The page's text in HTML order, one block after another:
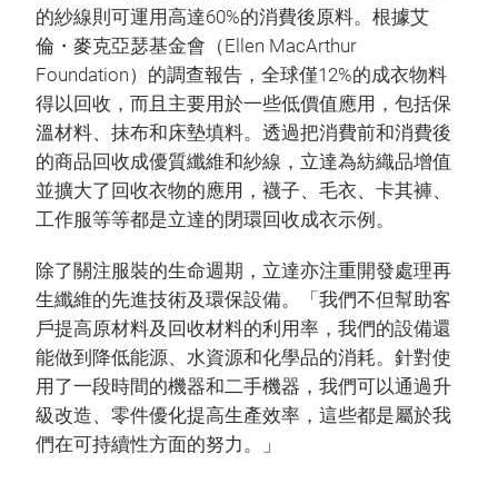
的紗線則可運用高達60%的消費後原料。根據艾
倫・麥克亞瑟基金會（Ellen MacArthur
Foundation）的調查報告，全球僅12%的成衣物料
得以回收，而且主要用於一些低價值應用，包括保
溫材料、抹布和床墊填料。透過把消費前和消費後
的商品回收成優質纖維和紗線，立達為紡織品增值
並擴大了回收衣物的應用，襪子、毛衣、卡其褲、
工作服等等都是立達的閉環回收成衣示例。
除了關注服裝的生命週期，立達亦注重開發處理再
生纖維的先進技術及環保設備。「我們不但幫助客
戶提高原材料及回收材料的利用率，我們的設備還
能做到降低能源、水資源和化學品的消耗。針對使
用了一段時間的機器和二手機器，我們可以通過升
級改造、零件優化提高生產效率，這些都是屬於我
們在可持續性方面的努力。」